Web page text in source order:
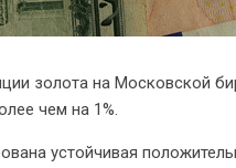
золота на Московской
чем на 1%.
устойчивая